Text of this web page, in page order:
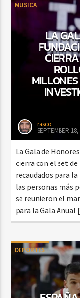
MUSICA
LA
rasco
SEPTEMBER
La Gala de
cierra con el set
recaudados para
las personas más
se reunieron el
para la Gala
DEPORTES